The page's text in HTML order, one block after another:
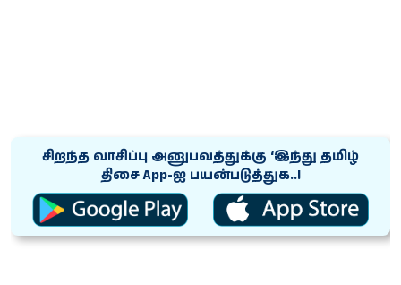
சிறந்த வாசிப்பு அனுபவத்துக்கு ‘இந்து தமிழ்
திசை App-ஐ பயன்படுத்துக..!